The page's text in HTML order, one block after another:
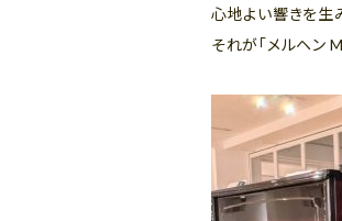
心地よい響きを生
それが「メルヘン